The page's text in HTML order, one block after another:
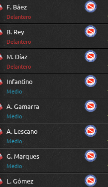
F. Báez
Delantero
B. Rey
Delantero
M. Díaz
Delantero
Infantino
Medio
A. Gamarra
Medio
A. Lescano
Medio
G. Marques
Medio
L. Gómez